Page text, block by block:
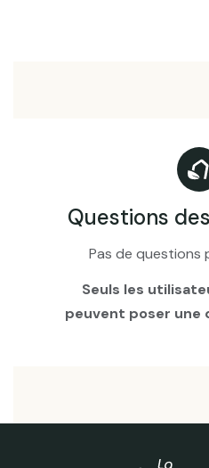
Questions
Pas de questions
Seuls les
peuvent poser une